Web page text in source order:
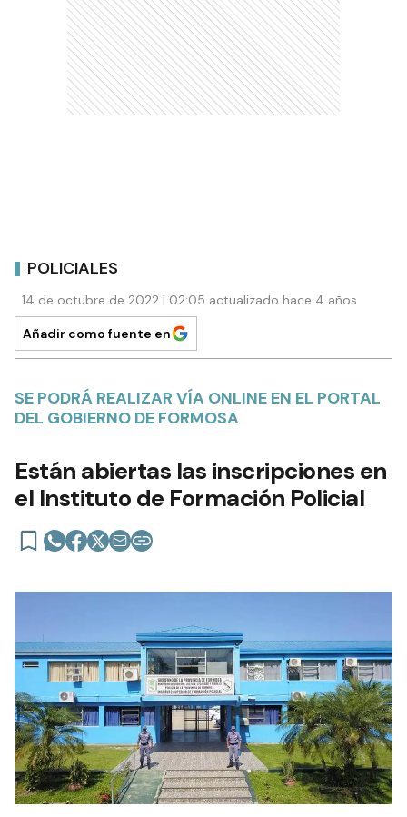
POLICIALES
14 de octubre de 2022 | 02:05 actualizado hace 4 años
Añadir como fuente en
SE PODRÁ REALIZAR VÍA ONLINE EN EL PORTAL
DEL GOBIERNO DE FORMOSA
Están abiertas las inscripciones en
el Instituto de Formación Policial